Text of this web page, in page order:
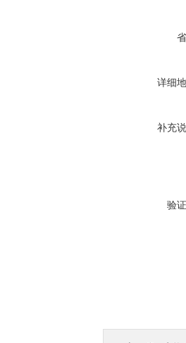
详细
补充
验